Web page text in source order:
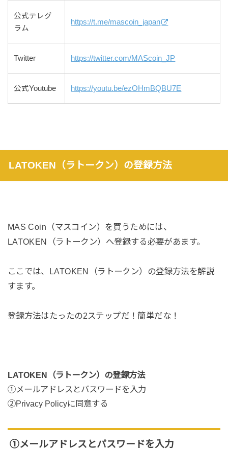
公式テレグ
ラム
https://t.me/mascoin_japan
Twitter https://twitter.com/MAScoin_JP
公式Youtube https://youtu.be/ezOHmBQBU7E
LATOKEN（ラトークン）の登録方法
MAS Coin（マスコイン）を買うためには、
LATOKEN（ラトークン）へ登録する必要があます。
ここでは、LATOKEN（ラトークン）の登録方法を解説
すます。
登録方法はたったの2ステップだ！簡単だな！
LATOKEN（ラトークン）の登録方法
①メールアドレスとパスワードを入力
②Privacy Policyに同意する
①メールアドレスとパスワードを入力